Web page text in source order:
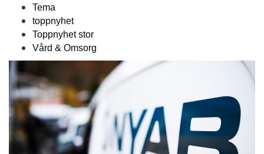
Tema
toppnyhet
Toppnyhet stor
Vård & Omsorg